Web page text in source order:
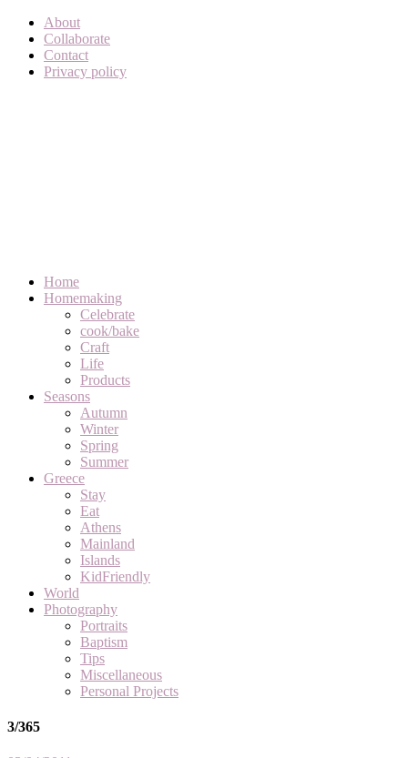
About
Collaborate
Contact
Privacy policy
Home
Homemaking
Celebrate
cook/bake
Craft
Life
Products
Seasons
Autumn
Winter
Spring
Summer
Greece
Stay
Eat
Athens
Mainland
Islands
KidFriendly
World
Photography
Portraits
Baptism
Tips
Miscellaneous
Personal Projects
3/365